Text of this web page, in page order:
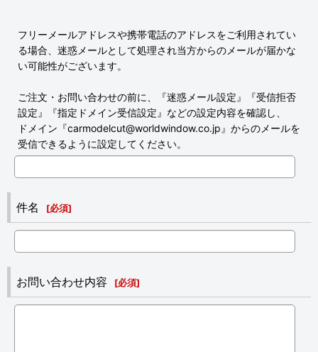
フリーメールアドレスや携帯電話のアドレスをご利用されてい
る場合、迷惑メールとして処理され当方からのメールが届かな
い可能性がございます。
ご注文・お問い合わせの前に、『迷惑メール設定』『受信拒否
設定』『指定ドメイン受信設定』などの設定内容を確認し、
ドメイン『carmodelcut@worldwindow.co.jp』からのメールを
受信できるように設定してください。
件名 [必須]
お問い合わせ内容 [必須]